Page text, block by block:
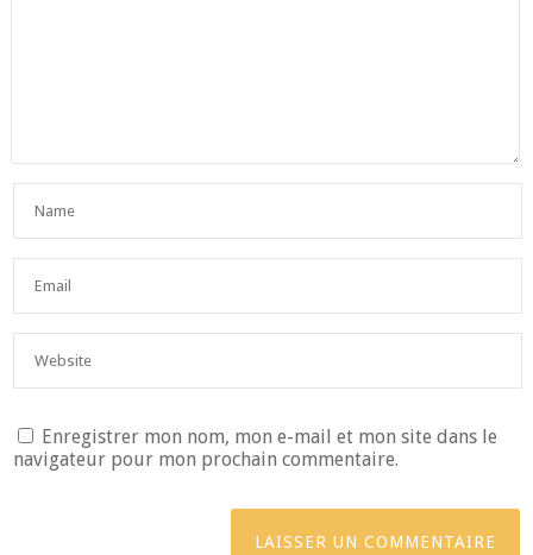
Enregistrer mon nom, mon e-mail et mon site dans le
navigateur pour mon prochain commentaire.